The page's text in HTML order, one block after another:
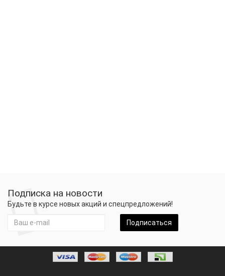
Подписка на новости
Будьте в курсе новых акций и спецпредложений!
Подписаться